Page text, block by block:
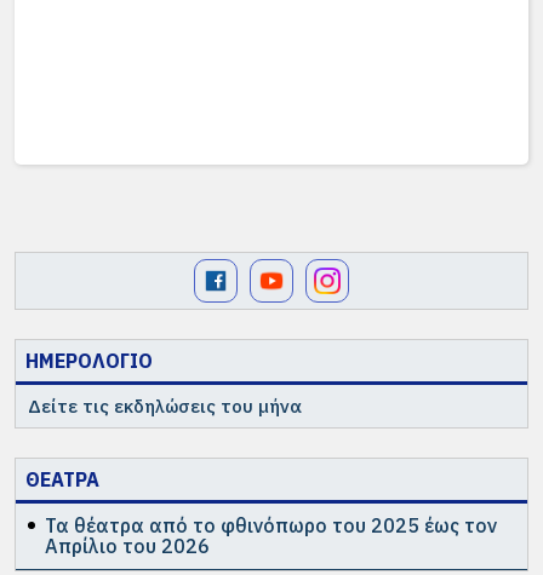
ΗΜΕΡΟΛΟΓΙΟ
Δείτε τις εκδηλώσεις του μήνα
ΘΕΑΤΡΑ
Τα θέατρα από το φθινόπωρο του 2025 έως τον
Απρίλιο του 2026